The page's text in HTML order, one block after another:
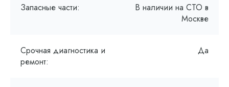
Запасные части:
В наличии на СТО в
Москве
Срочная диагностика и
ремонт:
Да